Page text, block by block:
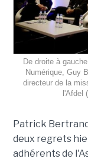
De droite à
Numérique, Guy
directeur de la
l'Afdel
Patrick
deux regrets
adhérents de